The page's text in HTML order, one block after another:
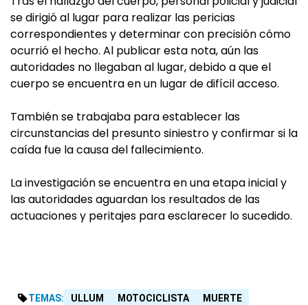
se dirigió al lugar para realizar las pericias
correspondientes y determinar con precisión cómo
ocurrió el hecho. Al publicar esta nota, aún las
autoridades no llegaban al lugar, debido a que el
cuerpo se encuentra en un lugar de difícil acceso.
También se trabajaba para establecer las
circunstancias del presunto siniestro y confirmar si la
caída fue la causa del fallecimiento.
La investigación se encuentra en una etapa inicial y
las autoridades aguardan los resultados de las
actuaciones y peritajes para esclarecer lo sucedido.
TEMAS: ULLUM MOTOCICLISTA MUERTE